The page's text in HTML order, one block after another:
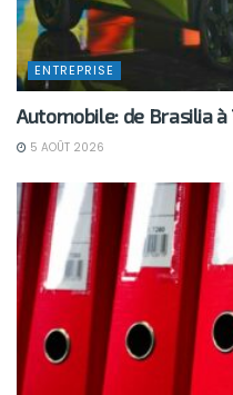
ENTREPRISE
Automobile: de Brasilia
5 AOÛT 2026